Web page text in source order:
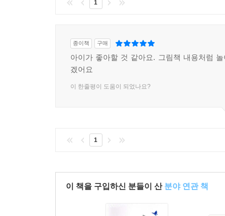
1
종이책 구매
아이가 좋아할 것 같아요. 그림책 내용처럼
겠어요
이 한줄평이 도움이 되었나요?
1
이 책을 구입하신 분들이 산 분야 연관 책